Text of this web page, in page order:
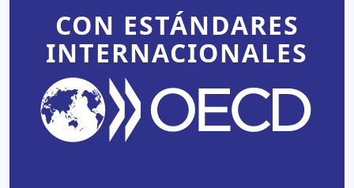
CON ESTÁNDARES
INTERNACIONALES